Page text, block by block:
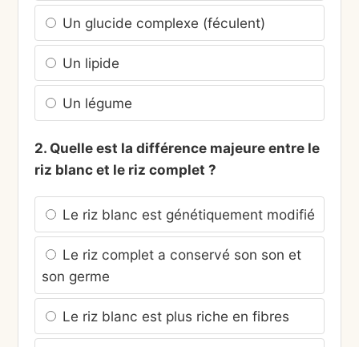
Un glucide complexe (féculent)
Un lipide
Un légume
2. Quelle est la différence majeure entre le
riz blanc et le riz complet ?
Le riz blanc est génétiquement modifié
Le riz complet a conservé son son et
son germe
Le riz blanc est plus riche en fibres